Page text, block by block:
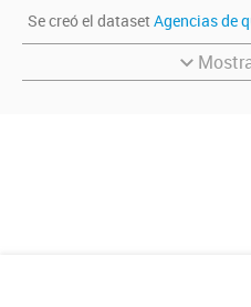
Se creó el dataset Agencias de